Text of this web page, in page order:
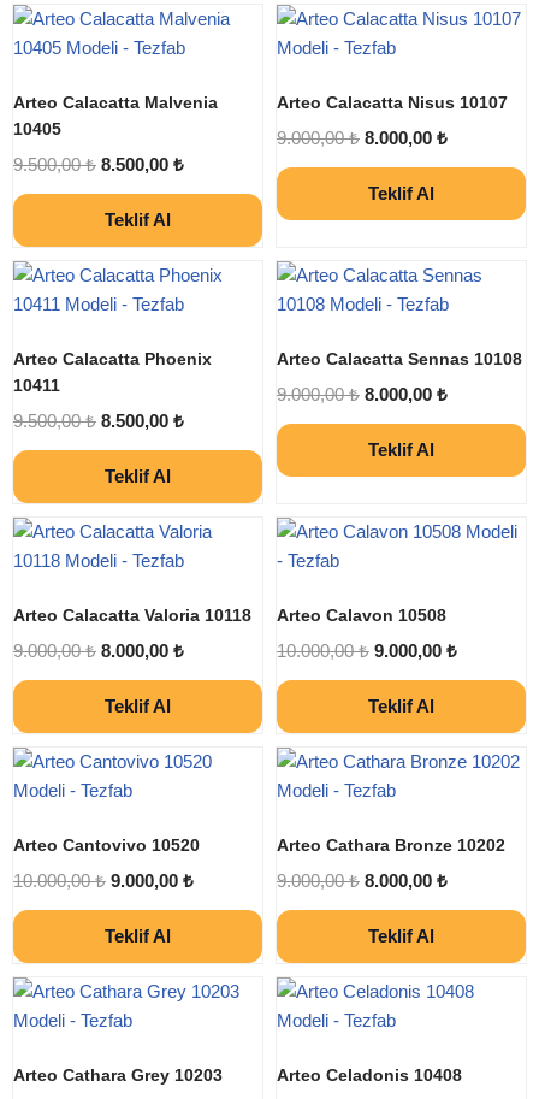
Arteo Calacatta Malvenia
10405
9.500,00₺ 8.500,00 ₺
Teklif Al
Arteo Calacatta Nisus 10107
9.000,00₺ 8.000,00 ₺
Teklif Al
Arteo Calacatta Phoenix
10411
9.500,00₺ 8.500,00 ₺
Teklif Al
Arteo Calacatta Sennas 10108
9.000,00₺ 8.000,00 ₺
Teklif Al
Arteo Calacatta Valoria 10118
9.000,00₺ 8.000,00 ₺
Teklif Al
Arteo Calavon 10508
10.000,00₺ 9.000,00 ₺
Teklif Al
Arteo Cantovivo 10520
10.000,00₺ 9.000,00 ₺
Teklif Al
Arteo Cathara Bronze 10202
9.000,00₺ 8.000,00 ₺
Teklif Al
Arteo Cathara Grey 10203 Arteo Celadonis 10408